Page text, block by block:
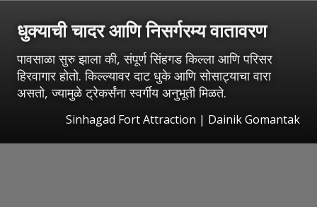
धुक्याची चादर आणि निसर्गरम्य वातावरण
पावसाळा सुरु झाला की, संपूर्ण सिंहगड किल्ला आणि परिसर
हिरवागार होतो. किल्ल्यावर दाट धुके आणि सोसाट्याचा वारा
असतो, ज्यामुळे ट्रेकर्संना स्वर्गीय अनुभूती मिळते.
Sinhagad Fort Attraction | Dainik Gomantak